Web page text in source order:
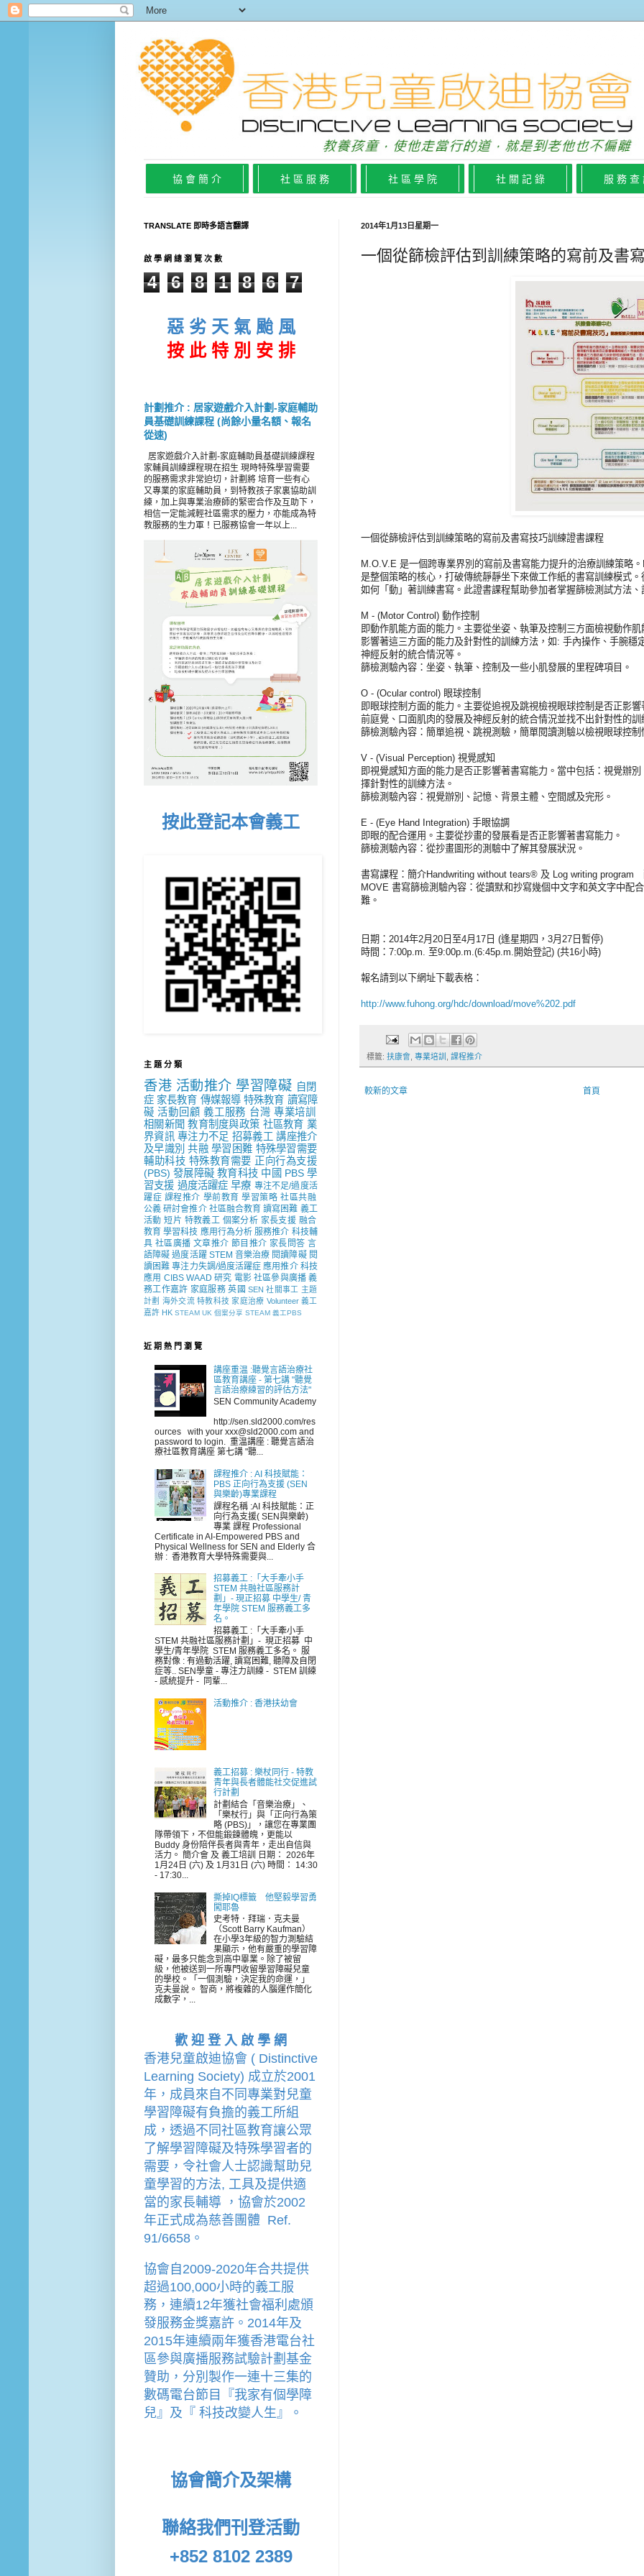
協 會 簡 介 社 區 服 務 社 區 學 院 社 關 記 錄 服 務 查
2014年1月13日星期一
一個從篩檢評估到訓練策略的寫前及書
一個從篩檢評估到訓練策略的寫前及書寫技巧訓練證書課程
M.O.V.E 是一個跨專業界別的寫前及書寫能力提升的治療訓練策略
是整個策略的核心，打破傳統靜靜坐下來做工作紙的書寫訓練模式
如何「動」著訓練書寫。此證書課程幫助參加者掌握篩檢測試方法
M - (Motor Control) 動作控制
即動作肌能方面的能力。主要從坐姿、執筆及控制三方面檢視動作
影響著這三方面的能力及針對性的訓練方法，如: 手內操作、手腕穩
神經反射的統合情況等。
篩檢測驗內容：坐姿、執筆、控制及一些小肌發展的里程碑項目。
O - (Ocular control) 眼球控制
即眼球控制方面的能力。主要從追視及跳視檢視眼球控制是否正影
前庭覺、口面肌肉的發展及神經反射的統合情況並找不出針對性的訓
篩檢測驗內容：簡單追視、跳視測驗，簡單閱讀測驗以檢視眼球控制
V - (Visual Perception) 視覺感知
即視覺感知方面的能力是否正影響著書寫能力。當中包括：視覺辦
擇針對性的訓練方法。
篩檢測驗內容：視覺辦別、記憶、背景主體、空間感及完形。
E - (Eye Hand Integration) 手眼協調
即眼的配合運用。主要從抄畫的發展看是否正影響著書寫能力。
篩檢測驗內容：從抄畫圖形的測驗中了解其發展狀況。
書寫課程：簡介Handwriting without tears® 及 Log writing program
MOVE 書寫篩檢測驗內容：從讀默和抄寫幾個中文字和英文字中配
難。
日期：2014年2月20日至4月17日 (逢星期四，3月27日暫停)
時間：7:00p.m. 至9:00p.m.(6:45p.m.開始登記) (共16小時)
報名請到以下網址下載表格：
http://www.fuhong.org/hdc/download/move%202.pdf
標籤: 扶康會 專業培訓 課程推介
較新的文章 首頁
TRANSLATE 即時多語言翻譯
啟 學 網 總 瀏 覽 次 數
4 6 8 1 8 6 7
惡 劣 天 氣 颱 風
按 此 特 別 安 排
計劃推介 : 居家遊戲介入計劃-家庭輔助
員基礎訓練課程 (尚餘小量名額、報名
從速)
居家遊戲介入計劃-家庭輔助員基礎訓練課程
家輔員訓練課程現在招生 現時特殊學習需要
的服務需求非常迫切，計劃將 培育一些有心
又專業的家庭輔助員，到特教孩子家裏協助訓
練，加上與專業治療師的緊密合作及互助下，
相信一定能減輕社區需求的壓力，亦能成為特
教服務的生力軍！已服務協會一年以上...
按此登記本會義工
主 題 分 類
香港 活動推介 學習障礙 自閉
症 家長教育 傳媒報導 特殊教育 讀寫障
礙 活動回顧 義工服務 台灣 專業培訓
相關新聞 教育制度與政策 社區教育 業
界資訊 專注力不足 招募義工 講座推介
及早識別 共融 學習困難 特殊學習需要
輔助科技 特殊教育需要 正向行為支援
(PBS) 發展障礙 教育科技 中國 PBS 學
習支援 過度活躍症 早療 專注不足/過度活
躍症 課程推介 學前教育 學習策略 社區共融
公義 研討會推介 社區融合教育 讀寫困難 義工
活動 短片 特教義工 個案分析 家長支援 融合
教育 學習科技 應用行為分析 服務推介 科技輔
具 社區廣播 文章推介 節目推介 家長問答 言
語障礙 過度活躍 STEM 音樂治療 閱讀障礙 閱
讀困難 專注力失調/過度活躍症 應用推介 科技
應用 CIBS WAAD 研究 電影 社區參與廣播 義
務工作嘉許 家庭服務 英國 SEN 社關事工 主題
計劃 海外交流 特教科技 家庭治療 Volunteer 義工
嘉許 HK STEAM UK 個案分享 STEAM 義工PBS
近 期 熱 門 瀏 覽
講座重温 :聽覺言語治療社
區教育講座 - 第七講 "聽覺
言語治療練習的評估方法"
SEN Community Academy
http://sen.sld2000.com/res
ources with your xxx@sld2000.com and
password to login. 重温講座 : 聽覺言語治
療社區教育講座 第七講 "聽...
課程推介 : AI 科技賦能：
PBS 正向行為支援 (SEN
與樂齡)專業課程
課程名稱 :AI 科技賦能：正
向行為支援( SEN與樂齡)
專業 課程 Professional
Certificate in AI-Empowered PBS and
Physical Wellness for SEN and Elderly 合
辦 : 香港教育大學特殊需要與...
招募義工 :「大手牽小手
STEM 共融社區服務計
劃」- 現正招募 中學生/ 青
年學院 STEM 服務義工多
名。
招募義工 :「大手牽小手
STEM 共融社區服務計劃」- 現正招募 中
學生/青年學院 STEM 服務義工多名。 服
務對像 : 有過動活躍, 讀寫困難, 聽障及自閉
症等.. SEN學童 - 專注力訓練 - STEM 訓練
- 感統提升 - 同輩...
活動推介 : 香港扶幼會
義工招募 : 樂杖同行 - 特教
青年與長者體能社交促進試
行計劃
計劃結合「音樂治療」、
「樂杖行」與「正向行為策
略 (PBS)」，讓您在專業團
隊帶領下，不但能鍛鍊體魄，更能以
Buddy 身份陪伴長者與青年，走出自信與
活力。 簡介會 及 義工培訓 日期： 2026年
1月24日 (六) 及 1月31日 (六) 時間： 14:30
- 17:30...
撕掉IQ標籤 他堅毅學習勇
闖耶魯
史考特．拜瑞．克夫曼
（Scott Barry Kaufman）
在小學3年級的智力測驗結
果顯示，他有嚴重的學習障
礙，最多只能念到高中畢業。除了被留
級，他被送到一所專門收留學習障礙兒童
的學校。「一個測驗，決定我的命運，」
克夫曼說。 智商，將複雜的人腦運作簡化
成數字，...
歡 迎 登 入 啟 學 網
香港兒童啟迪協會 ( Distinctive
Learning Society) 成立於2001
年，成員來自不同專業對兒童
學習障礙有負擔的義工所組
成，透過不同社區教育讓公眾
了解學習障礙及特殊學習者的
需要，令社會人士認識幫助兒
童學習的方法, 工具及提供適
當的家長輔導
， 協會於2002
年正式成為慈善團體  Ref.
91/6658。
協會 自2009-2020年合共提供
超過100,000小時的義工服
務，連續12年獲社會福利處頒
發服務金獎嘉許。 2014年及
2015年連續兩年獲香港電台社
區參與廣播服務試驗計劃基金
贊助，分別製作一連十三集的
數碼電台節目『我家有個學障
兒』及『 科技改變人生』。
協會簡介及架構
聯絡我們刊登活動
+852 8102 2389